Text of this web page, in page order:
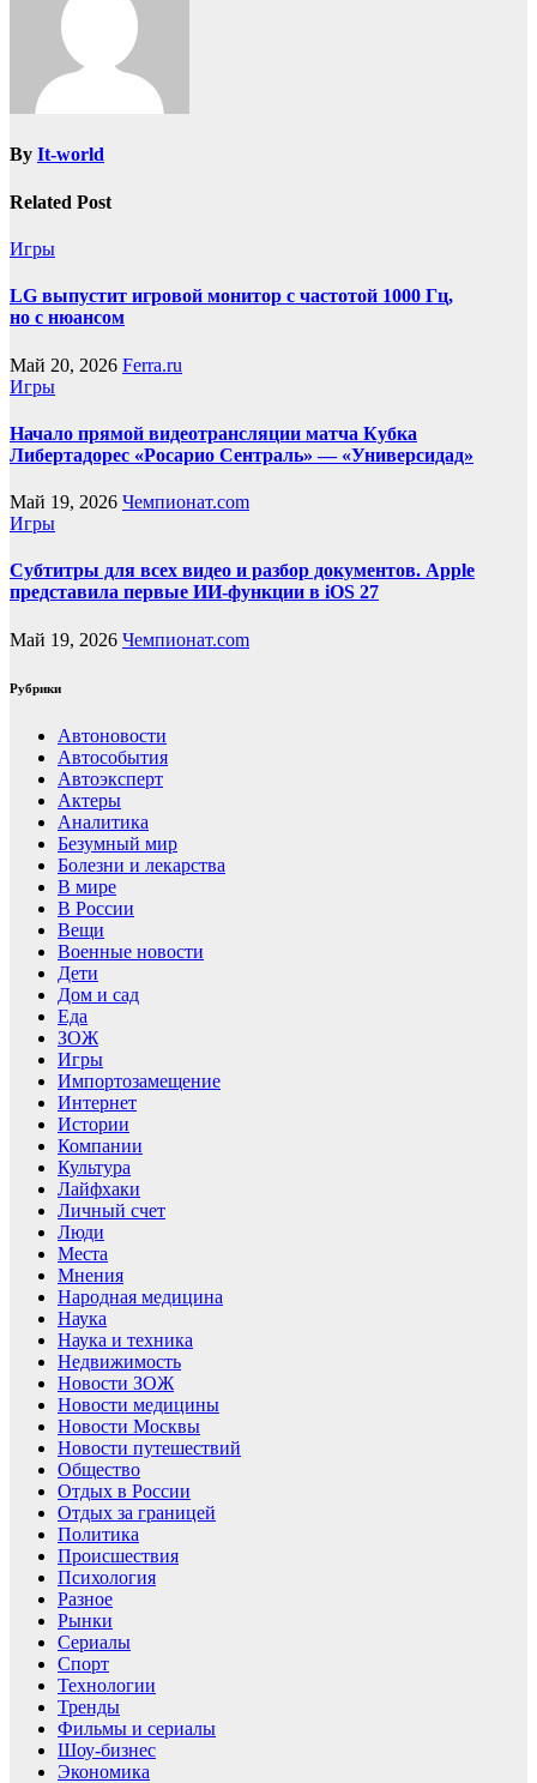
By It-world
Related Post
Игры
LG выпустит игровой монитор с частотой 1000 Гц,
но с нюансом
Май 20, 2026 Ferra.ru
Игры
Начало прямой видеотрансляции матча Кубка
Либертадорес «Росарио Сентраль» — «Универсидад»
Май 19, 2026 Чемпионат.com
Игры
Субтитры для всех видео и разбор документов. Apple
представила первые ИИ-функции в iOS 27
Май 19, 2026 Чемпионат.com
Рубрики
Автоновости
Автособытия
Автоэксперт
Актеры
Аналитика
Безумный мир
Болезни и лекарства
В мире
В России
Вещи
Военные новости
Дети
Дом и сад
Еда
ЗОЖ
Игры
Импортозамещение
Интернет
Истории
Компании
Культура
Лайфхаки
Личный счет
Люди
Места
Мнения
Народная медицина
Наука
Наука и техника
Недвижимость
Новости ЗОЖ
Новости медицины
Новости Москвы
Новости путешествий
Общество
Отдых в России
Отдых за границей
Политика
Происшествия
Психология
Разное
Рынки
Сериалы
Спорт
Технологии
Тренды
Фильмы и сериалы
Шоу-бизнес
Экономика